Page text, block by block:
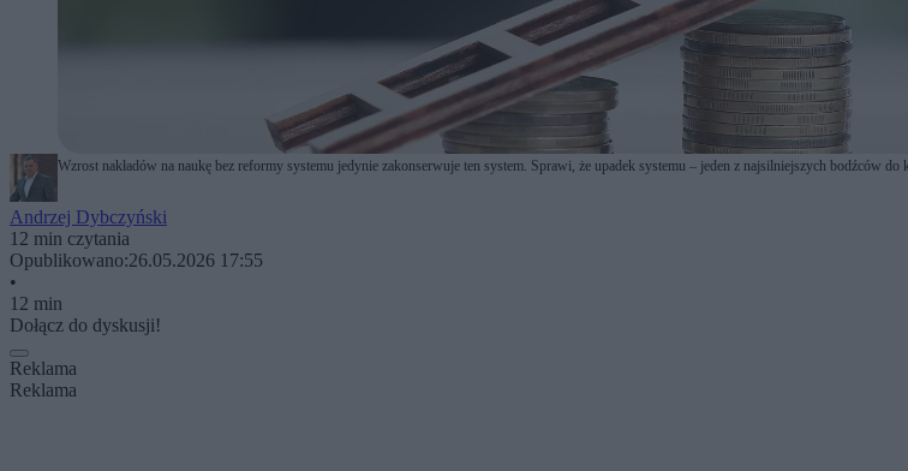
Wzrost nakładów na naukę bez reformy systemu jedynie zakonserwuje ten system. Sprawi, że upadek systemu – jeden z najsilniejszych bodźców
Andrzej Dybczyński
12 min czytania
Opublikowano:26.05.2026 17:55
•
12 min
Dołącz do dyskusji!
Reklama
Reklama